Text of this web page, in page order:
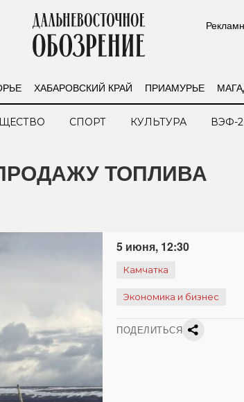
ХАБАРОВСКИЙ КРАЙ ПРИАМУРЬЕ
СПОРТ КУЛЬТУРА ВЭФ-
ТОПЛИВА
5 июня, 12:30
Камчатка
Экономика и бизнес
ПОДЕЛИТЬСЯ